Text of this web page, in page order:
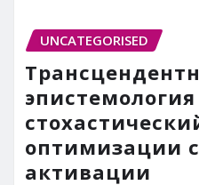
UNCATEGORISED
оптимизации
активации